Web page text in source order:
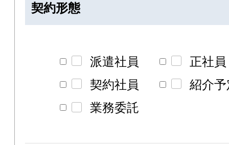
契約形態
派遣社員
正社員
契約社員
紹介
業務委託